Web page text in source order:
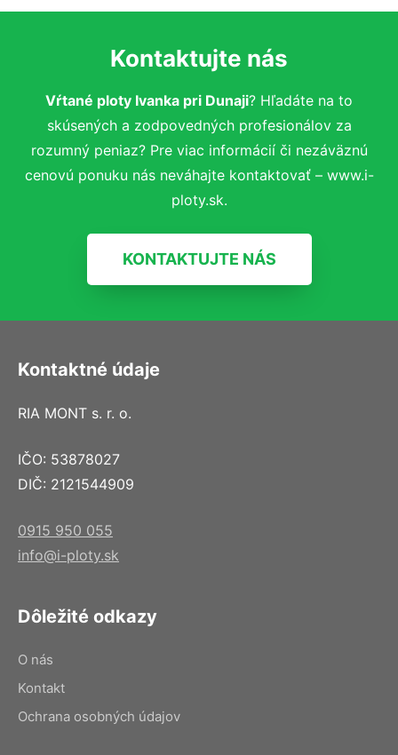
Kontaktujte nás
Vŕtané ploty Ivanka pri Dunaji? Hľadáte na to
skúsených a zodpovedných profesionálov za
rozumný peniaz? Pre viac informácií či nezáväznú
cenovú ponuku nás neváhajte kontaktovať – www.i-
ploty.sk.
KONTAKTUJTE NÁS
Kontaktné údaje
RIA MONT s. r. o.
IČO: 53878027
DIČ: 2121544909
0915 950 055
info@i-ploty.sk
Dôležité odkazy
O nás
Kontakt
Ochrana osobných údajov